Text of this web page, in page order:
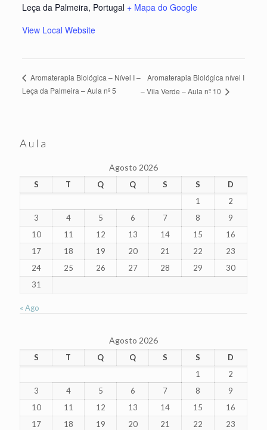
Leça da Palmeira, Portugal + Mapa do Google
View Local Website
Aromaterapia Biológica – Nível I –
Leça da Palmeira – Aula nº 5
Aromaterapia Biológica nível I
– Vila Verde – Aula nº 10
Aula
Agosto 2026
S T Q Q S S
D
1
2
3
4 5 6 7 8
9
10
11 12 13 14 15
16
17
18 19 20 21 22
23
24
25 26 27 28 29
30
31
« Ago
Agosto 2026
S T Q Q S S
D
1
2
3
4 5 6 7 8
9
10
11 12 13 14 15
16
17
18 19 20 21 22
23